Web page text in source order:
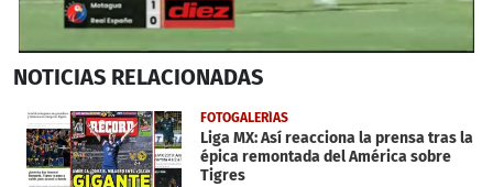
seconds
minute,
34
seconds
NOTICIAS RELACIONADAS
FOTOGALERÍAS
Liga MX: Así reacciona la prensa tras la
épica remontada del América sobre
Tigres